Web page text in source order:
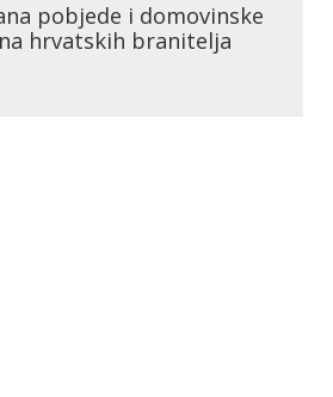
pobjede i domovinske
hrvatskih branitelja